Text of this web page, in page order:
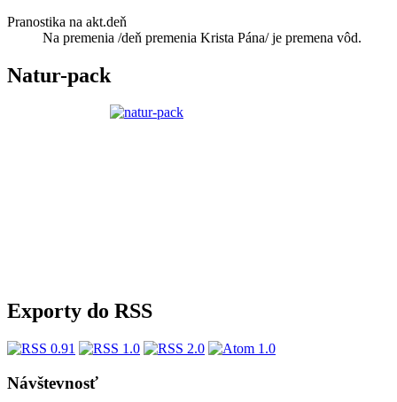
Pranostika na akt.deň
Na premenia /deň premenia Krista Pána/ je premena vôd.
Natur-pack
Exporty do RSS
Návštevnosť